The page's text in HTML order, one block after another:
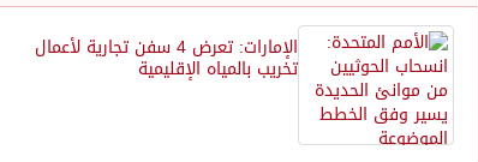
الإمارات: تعرض 4 سفن تجارية لأعمال
تخريب بالمياه الإقليمية